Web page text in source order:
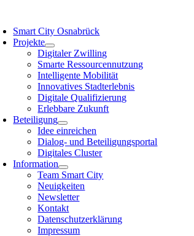
springen
Smart City Osnabrück
Projekte
Digitaler Zwilling
Smarte Ressourcennutzung
Intelligente Mobilität
Innovatives Stadterlebnis
Digitale Qualifizierung
Erlebbare Zukunft
Beteiligung
Idee einreichen
Dialog- und Beteiligungsportal
Digitales Cluster
Information
Team Smart City
Neuigkeiten
Newsletter
Kontakt
Datenschutzerklärung
Impressum